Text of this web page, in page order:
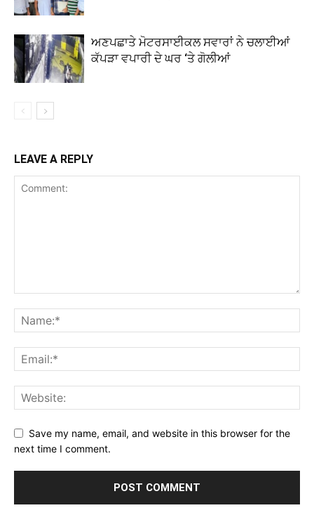
ਅਣਪਛਾਤੇ ਮੋਟਰਸਾਈਕਲ ਸਵਾਰਾਂ ਨੇ ਚਲਾਈਆਂ
ਕੱਪੜਾ ਵਪਾਰੀ ਦੇ ਘਰ ‘ਤੇ ਗੋਲੀਆਂ
LEAVE A REPLY
Save my name, email, and website in this browser for the
next time I comment.